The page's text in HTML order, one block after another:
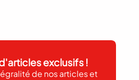
exclusifs !
de nos articles et